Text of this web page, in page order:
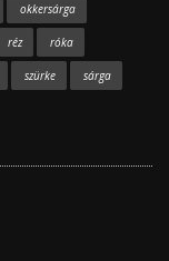
okkersárga
réz róka
szürke sárga